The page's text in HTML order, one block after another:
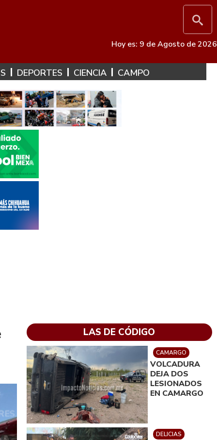
Hoy es: 9 de Agosto de 2026
DEPORTES CIENCIA CAMPO
LAS DE CÓDIGO
CAMARGO
VOLCADURA
DEJA DOS
LESIONADOS
EN CAMARGO
DELICIAS